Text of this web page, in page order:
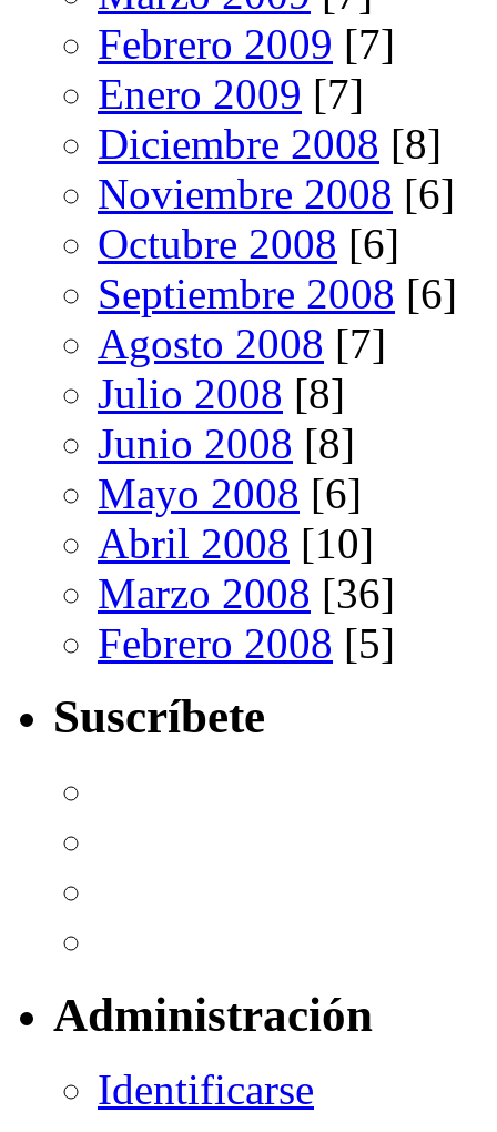
Febrero 2009 [7]
Enero 2009 [7]
Diciembre 2008 [8]
Noviembre 2008 [6]
Octubre 2008 [6]
Septiembre 2008 [6]
Agosto 2008 [7]
Julio 2008 [8]
Junio 2008 [8]
Mayo 2008 [6]
Abril 2008 [10]
Marzo 2008 [36]
Febrero 2008 [5]
Suscríbete
Administración
Identificarse